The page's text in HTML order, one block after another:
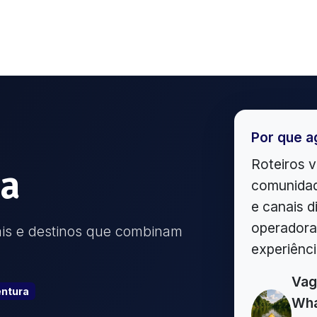
e destinos que combinam
Por que
Roteiros
e canais